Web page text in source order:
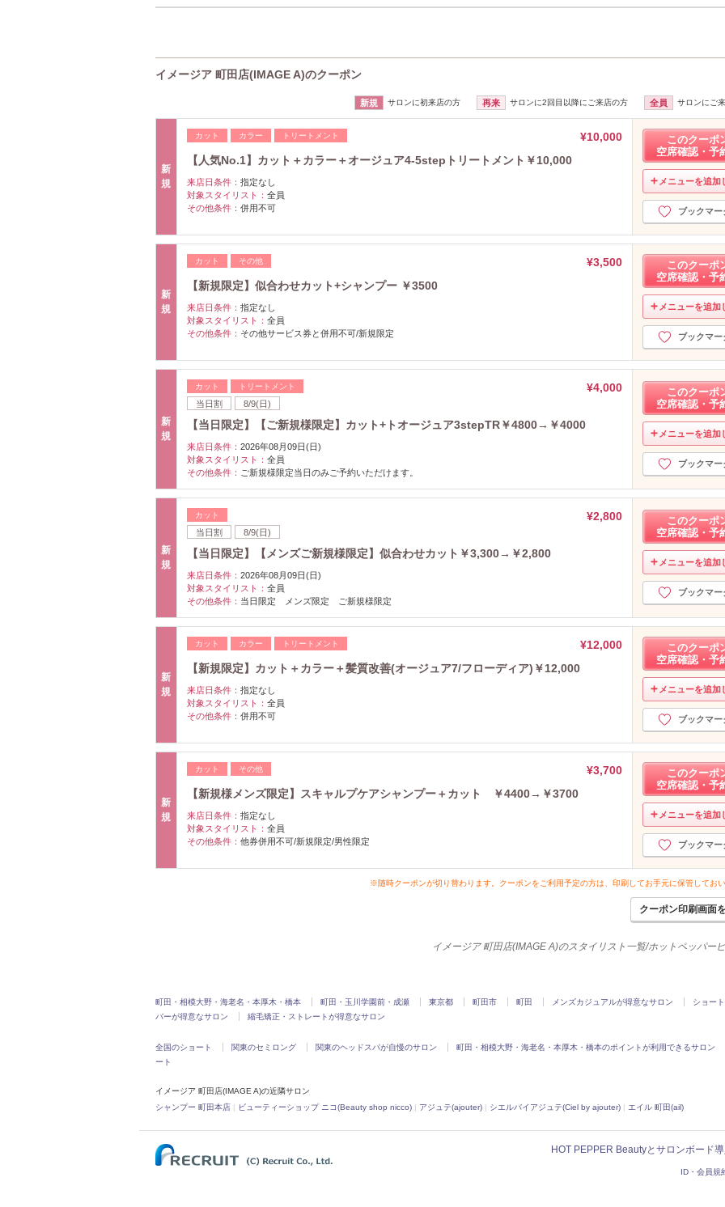
イメージア 町田店(IMAGE A)のクーポン
新規 サロンに初来店の方 再来 サロンに2回目以降にご来店の方 全員 サロンにご
新
規
カット カラー トリートメント
¥10,000
【人気No.1】カット＋カラー＋オージュア4-5stepトリートメント￥10,000
来店日条件： 指定なし
対象スタイリスト： 全員
その他条件： 併用不可
このクーポ
空席確認・予
メニューを追加
ブックマー
新
規
カット その他
¥3,500
【新規限定】似合わせカット+シャンプー ￥3500
来店日条件： 指定なし
対象スタイリスト： 全員
その他条件： その他サービス券と併用不可/新規限定
このクーポ
空席確認・予
メニューを追加
ブックマー
新
規
カット トリートメント
当日割 8/9(日)
¥4,000
【当日限定】【ご新規様限定】カット+トオージュア3stepTR￥4800→￥4000
来店日条件： 2026年08月09日(日)
対象スタイリスト： 全員
その他条件： ご新規様限定当日のみご予約いただけます。
このクーポ
空席確認・予
メニューを追加
ブックマー
新
規
カット
当日割 8/9(日)
¥2,800
【当日限定】【メンズご新規様限定】似合わせカット￥3,300→￥2,800
来店日条件： 2026年08月09日(日)
対象スタイリスト： 全員
その他条件： 当日限定 メンズ限定 ご新規様限定
このクーポ
空席確認・予
メニューを追加
ブックマー
新
規
カット カラー トリートメント
¥12,000
【新規限定】カット＋カラー＋髪質改善(オージュア7/フローディア)￥12,000
来店日条件： 指定なし
対象スタイリスト： 全員
その他条件： 併用不可
このクーポ
空席確認・予
メニューを追加
ブックマー
新
規
カット その他
¥3,700
【新規様メンズ限定】スキャルプケアシャンプー＋カット ￥4400→￥3700
来店日条件： 指定なし
対象スタイリスト： 全員
その他条件： 他券併用不可/新規限定/男性限定
このクーポ
空席確認・予
メニューを追加
ブックマー
※随時クーポンが切り替わります。クーポンをご利用予定の方は、印刷してお手元に保管しておい
クーポン印刷画面
イメージア 町田店(IMAGE A)のスタイリスト一覧/ホットペッパー
町田・相模大野・海老名・本厚木・橋本 町田・玉川学園前・成瀬 東京都 町田市 町田 メンズカジュアルが得意なサロン ショー
バーが得意なサロン
縮毛矯正・ストレートが得意なサロン
全国のショート 関東のセミロング 関東のヘッドスパが自慢のサロン 町田・相模大野・海老名・本厚木・橋本のポイントが利用できるサロン
ート
イメージア 町田店(IMAGE A)の近隣サロン
シャンプー 町田本店 | ビューティーショップ ニコ(Beauty shop nicco) | アジュテ(ajouter) | シエルバイアジュテ(Ciel by ajouter) | エイル 町田(ail)
HOT PEPPER Beautyとサロンボード
ID・会員規